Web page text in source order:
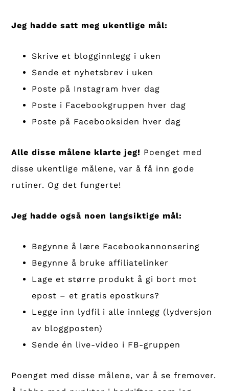
Jeg hadde satt meg ukentlige mål:
Skrive et blogginnlegg i uken
Sende et nyhetsbrev i uken
Poste på Instagram hver dag
Poste i Facebookgruppen hver dag
Poste på Facebooksiden hver dag
Alle disse målene klarte jeg! Poenget med
disse ukentlige målene, var å få inn gode
rutiner. Og det fungerte!
Jeg hadde også noen langsiktige mål:
Begynne å lære Facebookannonsering
Begynne å bruke affiliatelinker
Lage et større produkt å gi bort mot
epost – et gratis epostkurs?
Legge inn lydfil i alle innlegg (lydversjon
av bloggposten)
Sende én live-video i FB-gruppen
Poenget med disse målene, var å se fremover.